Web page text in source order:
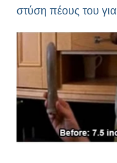
στύση πέους του